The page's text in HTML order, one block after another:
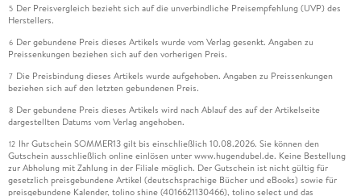
5 Der Preisvergleich bezieht sich auf die unverbindliche Preisempfehlung (UVP) des
Herstellers.
6 Der gebundene Preis dieses Artikels wurde vom Verlag gesenkt. Angaben zu
Preissenkungen beziehen sich auf den vorherigen Preis.
7 Die Preisbindung dieses Artikels wurde aufgehoben. Angaben zu Preissenkungen
beziehen sich auf den letzten gebundenen Preis.
8 Der gebundene Preis dieses Artikels wird nach Ablauf des auf der Artikelseite
dargestellten Datums vom Verlag angehoben.
12 Ihr Gutschein SOMMER13 gilt bis einschließlich 10.08.2026. Sie können den
Gutschein ausschließlich online einlösen unter www.hugendubel.de. Keine Bestellung
zur Abholung mit Zahlung in der Filiale möglich. Der Gutschein ist nicht gültig für
gesetzlich preisgebundene Artikel (deutschsprachige Bücher und eBooks) sowie für
preisgebundene Kalender, tolino shine (4016621130466), tolino select und das